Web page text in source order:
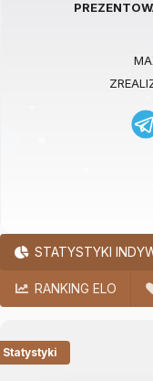
STATYSTYKI
RANKING ELO
Statystyki